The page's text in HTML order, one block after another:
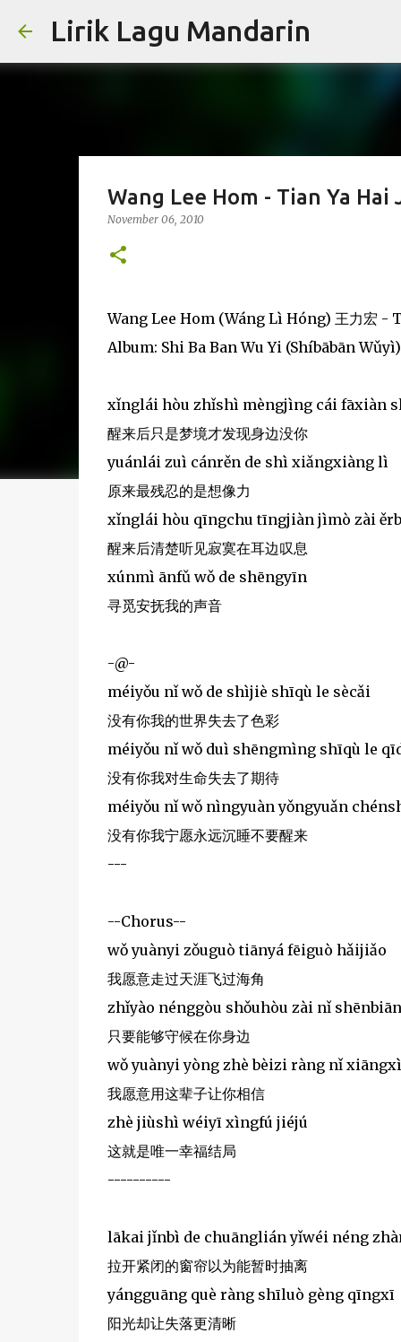
Lirik Lagu Mandarin
Wang Lee Hom - Tian Ya Hai
November 06, 2010
Wang Lee Hom (Wáng Lì Hóng) 王力宏 -
Album: Shi Ba Ban Wu Yi (Shíbābān Wǔyì)
xǐnglái hòu zhǐshì mèngjìng cái fāxiàn
醒来后只是梦境才发现身边没你
yuánlái zuì cánrěn de shì xiǎngxiàng lì
原来最残忍的是想像力
xǐnglái hòu qīngchu tīngjiàn jìmò zài
醒来后清楚听见寂寞在耳边叹息
xúnmì ānfǔ wǒ de shēngyīn
寻觅安抚我的声音
-@-
méiyǒu nǐ wǒ de shìjiè shīqù le sècǎi
没有你我的世界失去了色彩
méiyǒu nǐ wǒ duì shēngmìng shīqù le
没有你我对生命失去了期待
méiyǒu nǐ wǒ nìngyuàn yǒngyuǎn
没有你我宁愿永远沉睡不要醒来
---
--Chorus--
wǒ yuànyi zǒuguò tiānyá fēiguò hǎijiǎo
我愿意走过天涯飞过海角
zhǐyào nénggòu shǒuhòu zài nǐ shēnbiān
只要能够守候在你身边
wǒ yuànyi yòng zhè bèizi ràng nǐ
我愿意用这辈子让你相信
zhè jiùshì wéiyī xìngfú jiéjú
这就是唯一幸福结局
----------
lākai jǐnbì de chuānglián yǐwéi néng
拉开紧闭的窗帘以为能暂时抽离
yángguāng què ràng shīluò gèng qīngxī
阳光却让失落更清晰